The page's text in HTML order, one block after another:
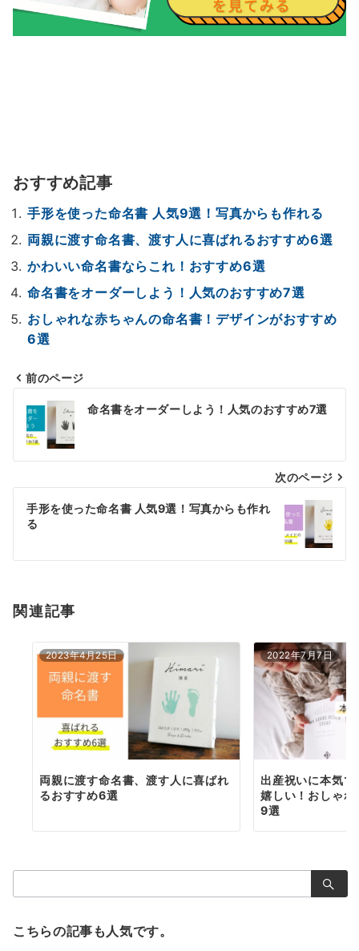
おすすめ記事
手形を使った命名書 人気9選！写真からも作れる
両親に渡す命名書、渡す人に喜ばれるおすすめ6選
かわいい命名書ならこれ！おすすめ6選
命名書をオーダーしよう！人気のおすすめ7選
おしゃれな赤ちゃんの命名書！デザインがおすすめ
6選
投
稿
ビ
ゲ
シ
ン
前のページ
命名書をオーダーしよう！人気のおすすめ7選
次のページ
手形を使った命名書 人気9選！写真からも作れ
る
関連記事
2023年4月25日
両親に渡す命名書、渡す人に喜ばれ
るおすすめ6選
2022年7月7日
出産祝いに本気
嬉しい！おしゃ
9選
索：
こちらの記事も人気です。